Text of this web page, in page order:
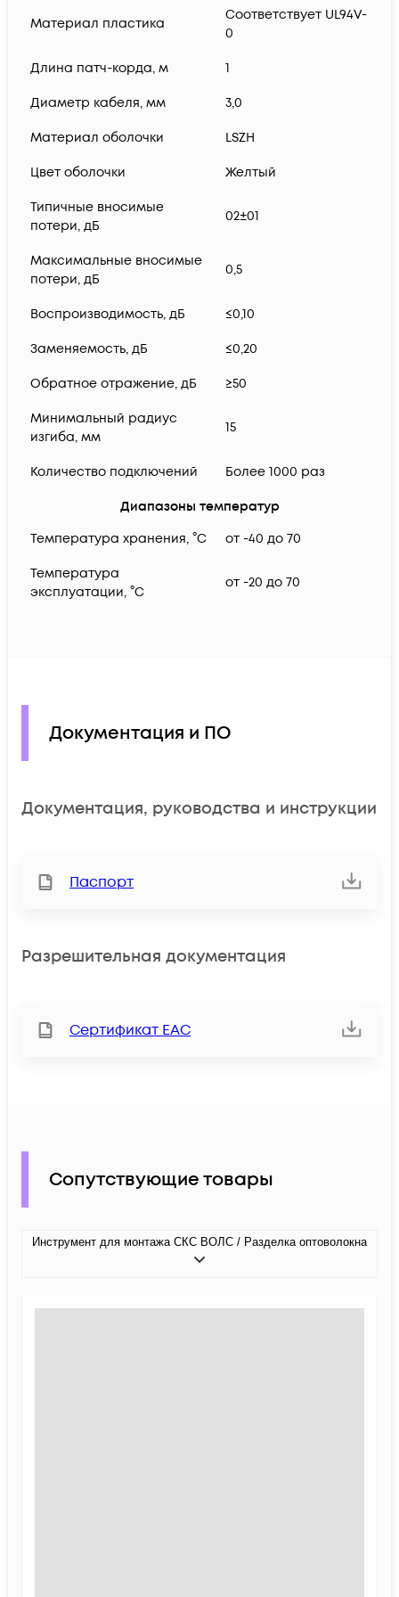
Материал пластика
Соответствует UL94V-
0
Длина патч-корда, м 1
Диаметр кабеля, мм 3,0
Материал оболочки LSZH
Цвет оболочки Желтый
Типичные вносимые
потери, дБ
02±01
Максимальные вносимые
потери, дБ
0,5
Воспроизводимость, дБ ≤0,10
Заменяемость, дБ ≤0,20
Обратное отражение, дБ ≥50
Минимальный радиус
изгиба, мм
15
Количество подключений Более 1000 раз
Диапазоны температур
Температура хранения, °C
от -40 до 70
Температура
эксплуатации, °C
от -20 до 70
Документация и ПО
Документация, руководства и инструкции
Паспорт
Разрешительная документация
Сертификат ЕАС
Сопутствующие товары
Инструмент для монтажа СКС ВОЛС / Разделка оптоволокна